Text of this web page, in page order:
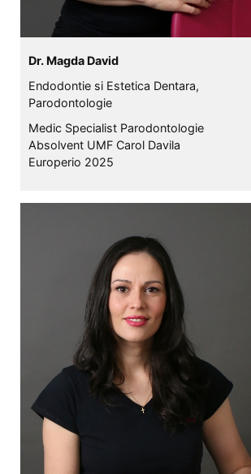
Dr. Magda David
Endodontie si Estetica Dentara,
Parodontologie
Medic Specialist Parodontologie
Absolvent UMF Carol Davila
Europerio 2025